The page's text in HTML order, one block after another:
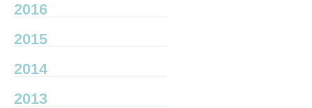
2016
2015
2014
2013